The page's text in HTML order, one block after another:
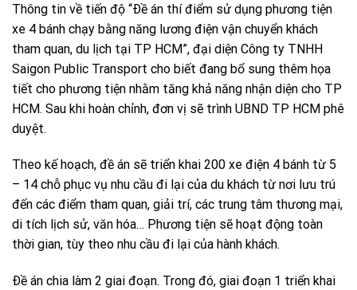
Thông tin về tiến độ “Ðề án thí điểm sử dụng phương tiện
xe 4 bánh chạy bằng năng lương điện vận chuyển khách
tham quan, du lịch tại TP HCM”, đại diện Công ty TNHH
Saigon Public Transport cho biết đang bổ sung thêm họa
tiết cho phương tiện nhằm tăng khả năng nhận diện cho TP
HCM. Sau khi hoàn chỉnh, đơn vị sẽ trình UBND TP HCM phê
duyệt.
Theo kế hoạch, đề án sẽ triển khai 200 xe điện 4 bánh từ 5
– 14 chỗ phục vụ nhu cầu đi lại của du khách từ nơi lưu trú
đến các điểm tham quan, giải trí, các trung tâm thương mại,
di tích lịch sử, văn hóa… Phương tiện sẽ hoạt động toàn
thời gian, tùy theo nhu cầu đi lại của hành khách.
Ðề án chia làm 2 giai đoạn. Trong đó, giai đoạn 1 triển khai